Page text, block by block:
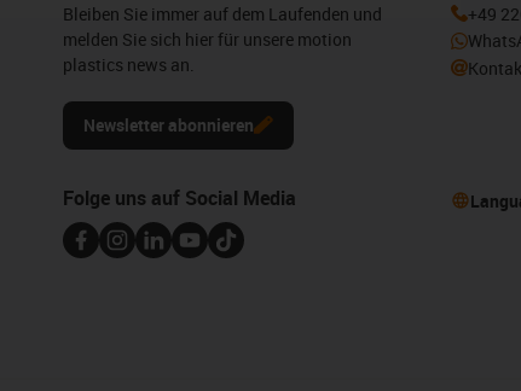
Bleiben Sie immer auf dem Laufenden und
melden Sie sich hier für unsere motion
plastics news an.
Newsletter abonnieren
+49
Folge uns auf Social Media